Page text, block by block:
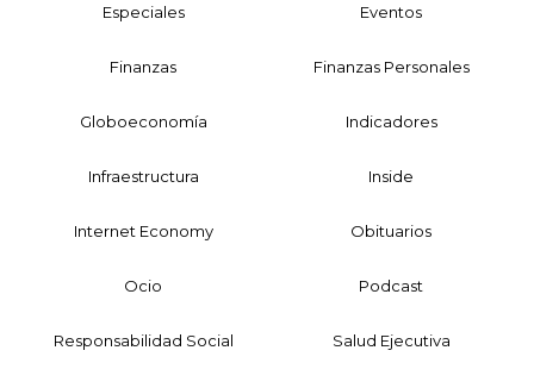
Especiales Eventos
Finanzas Finanzas Personales
Globoeconomía Indicadores
Infraestructura Inside
Internet Economy Obituarios
Ocio Podcast
Responsabilidad Social Salud Ejecutiva